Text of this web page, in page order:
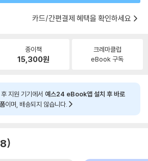
카드/간편결제 혜택을 확인하세요
종이책
15,300원
크레마클럽
eBook 구독
지원 기기에서 예스24 eBook앱 설치 후 바로
이며, 배송되지 않습니다.
8